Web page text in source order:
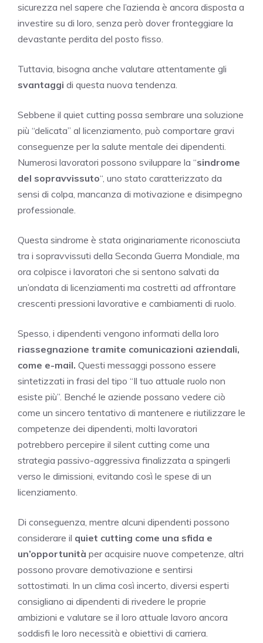
sicurezza nel sapere che l’azienda è ancora disposta a
investire su di loro, senza però dover fronteggiare la
devastante perdita del posto fisso.
Tuttavia, bisogna anche valutare attentamente gli
svantaggi di questa nuova tendenza.
Sebbene il quiet cutting possa sembrare una soluzione
più “delicata” al licenziamento, può comportare gravi
conseguenze per la salute mentale dei dipendenti.
Numerosi lavoratori possono sviluppare la “sindrome
del sopravvissuto“, uno stato caratterizzato da
sensi di colpa, mancanza di motivazione e disimpegno
professionale.
Questa sindrome è stata originariamente riconosciuta
tra i sopravvissuti della Seconda Guerra Mondiale, ma
ora colpisce i lavoratori che si sentono salvati da
un’ondata di licenziamenti ma costretti ad affrontare
crescenti pressioni lavorative e cambiamenti di ruolo.
Spesso, i dipendenti vengono informati della loro
riassegnazione tramite comunicazioni aziendali,
come e-mail. Questi messaggi possono essere
sintetizzati in frasi del tipo “Il tuo attuale ruolo non
esiste più”. Benché le aziende possano vedere ciò
come un sincero tentativo di mantenere e riutilizzare le
competenze dei dipendenti, molti lavoratori
potrebbero percepire il silent cutting come una
strategia passivo-aggressiva finalizzata a spingerli
verso le dimissioni, evitando così le spese di un
licenziamento.
Di conseguenza, mentre alcuni dipendenti possono
considerare il quiet cutting come una sfida e
un’opportunità per acquisire nuove competenze, altri
possono provare demotivazione e sentirsi
sottostimati. In un clima così incerto, diversi esperti
consigliano ai dipendenti di rivedere le proprie
ambizioni e valutare se il loro attuale lavoro ancora
soddisfi le loro necessità e obiettivi di carriera.